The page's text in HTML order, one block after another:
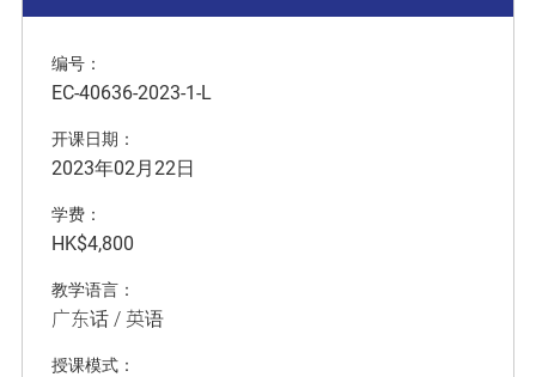
编号：
EC-40636-2023-1-L
开课日期：
2023年02月22日
学费：
HK$4,800
教学语言：
广东话 / 英语
授课模式：